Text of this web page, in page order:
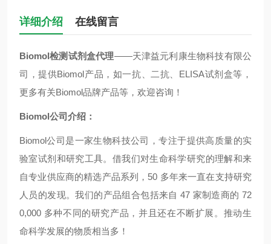
详细介绍 在线留言
Biomol检测试剂盒代理——天津益元利康生物科技有限公
司，提供Biomol产品，如一抗、二抗、ELISA试剂盒等，
更多有关Biomol品牌产品等，欢迎咨询！
Biomol公司介绍：
Biomol公司是一家生物科技公司，专注于提供高质量的实
验室试剂和研究工具。借我们对生命科学研究的理解和来
自专业供应商的精选产品系列，50 多年来一直在支持研究
人员的发现。我们的产品组合包括来自 47 家制造商的 72
0,000 多种不同的研究产品，并且还在不断扩展。推动生
命科学发展的物质相当多！